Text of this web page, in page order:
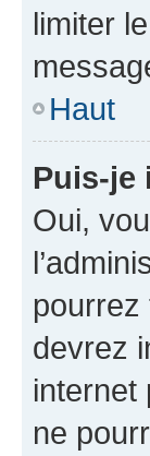
limiter
Haut
Puis-je
Oui,
devrez
internet
ne